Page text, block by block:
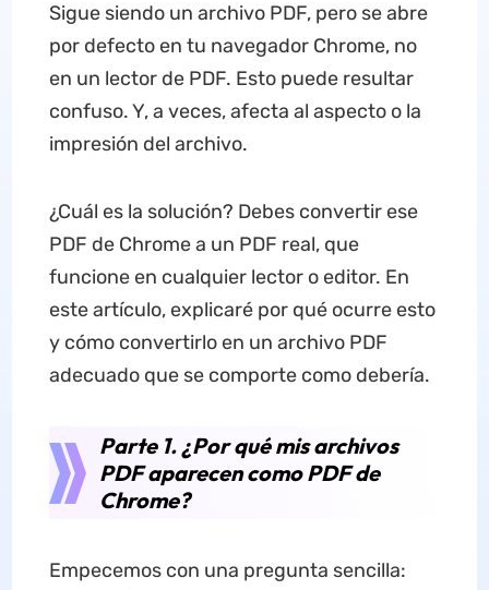
Sigue siendo un archivo PDF, pero se abre
por defecto en tu navegador Chrome, no
en un lector de PDF. Esto puede resultar
confuso. Y, a veces, afecta al aspecto o la
impresión del archivo.
¿Cuál es la solución? Debes convertir ese
PDF de Chrome a un PDF real, que
funcione en cualquier lector o editor. En
este artículo, explicaré por qué ocurre esto
y cómo convertirlo en un archivo PDF
adecuado que se comporte como debería.
Parte 1. ¿Por qué mis archivos
PDF aparecen como PDF de
Chrome?
Empecemos con una pregunta sencilla: